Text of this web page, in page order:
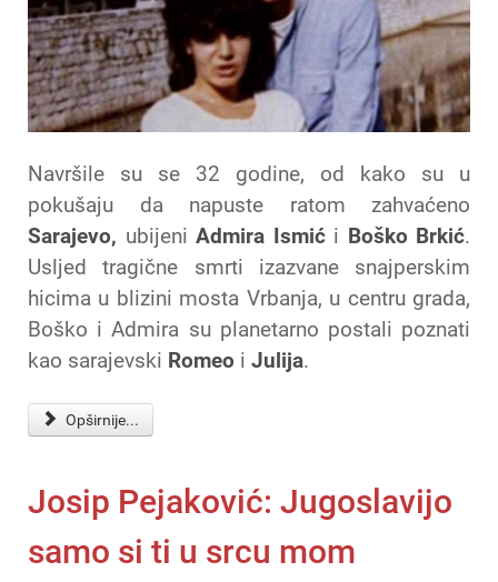
Navršile su se 32 godine, od kako su u
pokušaju da napuste ratom zahvaćeno
Sarajevo, ubijeni Admira Ismić i Boško Brkić.
Usljed tragične smrti izazvane snajperskim
hicima u blizini mosta Vrbanja, u centru grada,
Boško i Admira su planetarno postali poznati
kao sarajevski Romeo i Julija.
Opširnije...
Josip Pejaković: Jugoslavijo
samo si ti u srcu mom